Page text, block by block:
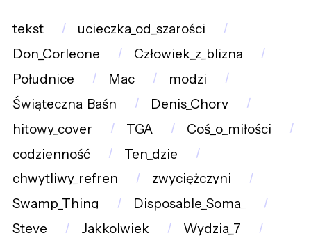
tekst
ucieczka_od_szarości
Don_Corleone
Człowiek_z_blizną
Południce
Mac
modzi
Świąteczna_Baśn
Denis_Chory
hitowy_cover
TGA
Coś_o_miłości
codzienność
Ten_dzie
chwytliwy_refren
zwyciężczyni
Swamp_Thing
Disposable_Soma_
Steve
Jakkolwiek
Wydzia_7